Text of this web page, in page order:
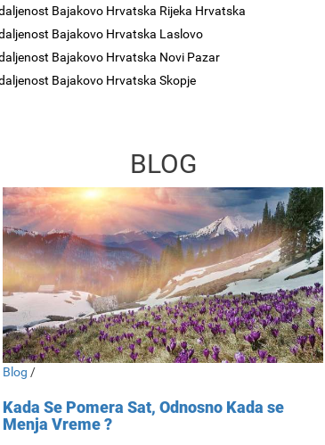
Bajakovo Hrvatska Rijeka Hrvatska
Bajakovo Hrvatska Laslovo
Bajakovo Hrvatska Novi Pazar
Bajakovo Hrvatska Skopje
BLOG
Blog /
Kada Se Pomera Sat, Odnosno Kada se
Menja Vreme ?